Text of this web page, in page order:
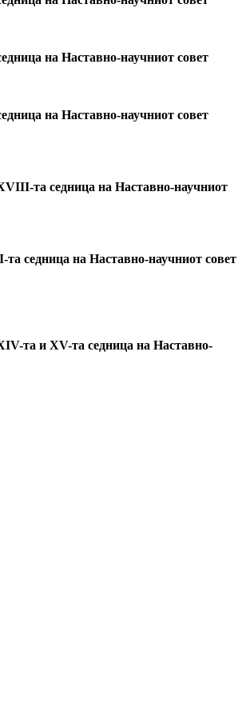
на Наставно-научниот совет
на Наставно-научниот совет
та седница на Наставно-научниот
та седница на Наставно-научниот совет
та и XV-та седница на Наставно-